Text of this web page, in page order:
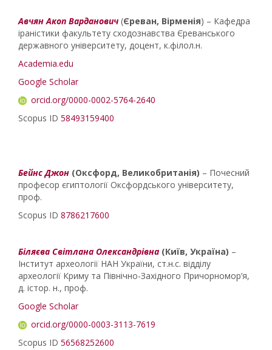
Авчян Акоп Варданович (Єреван, Вірменія) – Кафедра
іраністики факультету сходознавства Єреванського
державного університету, доцент, к.філол.н.
Academia.edu
Google Scholar
orcid.org/0000-0002-5764-2640
Scopus ID 58493159400
Бейнс Джон (Оксфорд, Великобританія) – Почесний
професор єгиптології Оксфордського університету,
проф.
Scopus ID 8786217600
Біляєва Світлана Олександрівна (Київ, Україна) –
Інститут археології НАН України, ст.н.с. відділу
археології Криму та Північно-Західного Причорномор’я,
д. істор. н., проф.
Google Scholar
orcid.org/0000-0003-3113-7619
Scopus ID 56568252600